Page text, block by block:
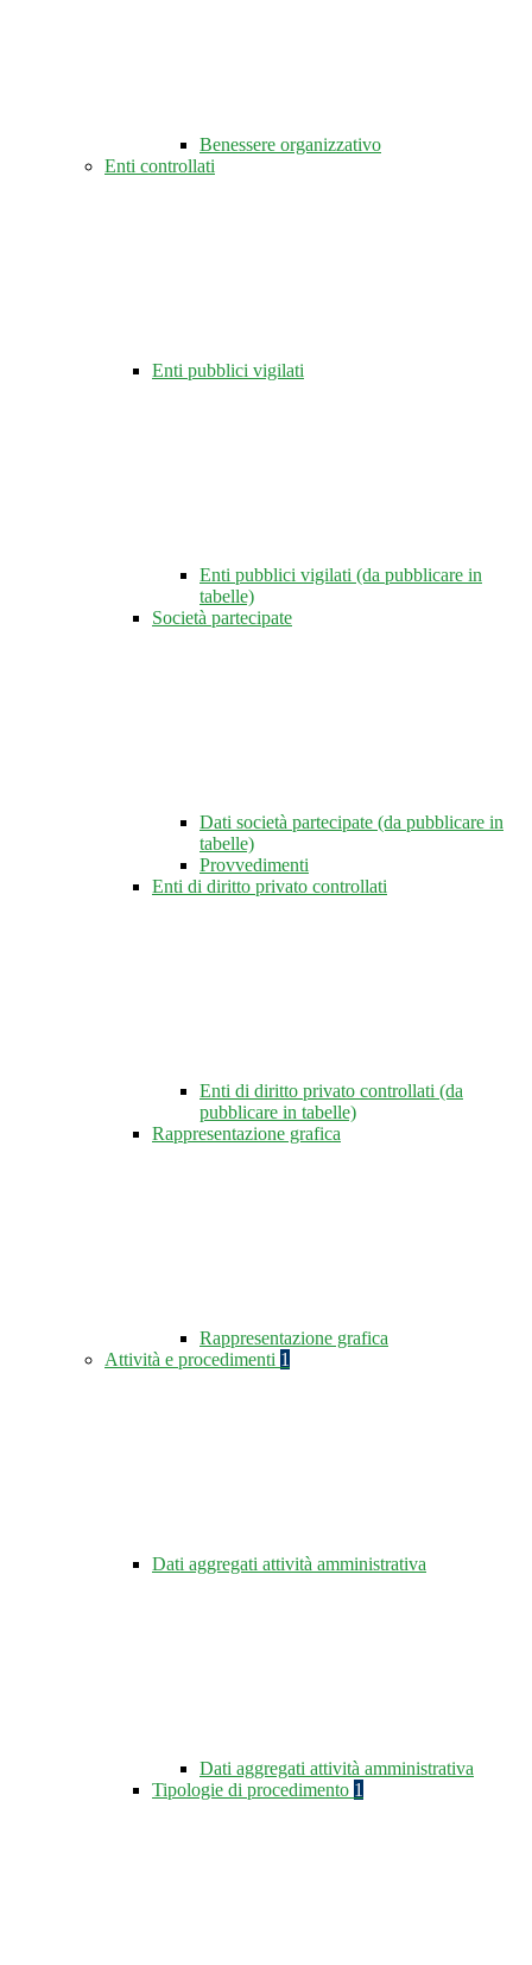
Benessere organizzativo
Enti controllati
Enti pubblici vigilati
Enti pubblici vigilati (da pubblicare in
tabelle)
Società partecipate
Dati società partecipate (da pubblicare in
tabelle)
Provvedimenti
Enti di diritto privato controllati
Enti di diritto privato controllati (da
pubblicare in tabelle)
Rappresentazione grafica
Rappresentazione grafica
Attività e procedimenti 1
Dati aggregati attività amministrativa
Dati aggregati attività amministrativa
Tipologie di procedimento 1